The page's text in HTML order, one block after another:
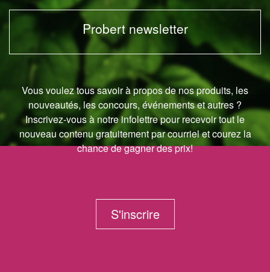
Probert newsletter
Vous voulez tous savoir à propos de nos produits, les
nouveautés, les concours, événements et autres ?
Inscrivez-vous à notre infolettre pour recevoir tout le
nouveau contenu gratuitement par courriel et courez la
chance de gagner des prix!
S'inscrire